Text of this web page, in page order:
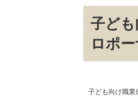
子ど
ロポ
子ども向け職